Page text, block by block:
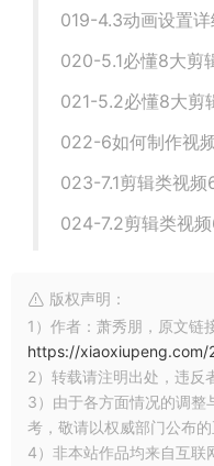
019-4.3动画设置
020-5.1必懂8大剪
021-5.2必懂8大剪
022-6如何制作视
023-7.1剪辑类视
024-7.2剪辑类视
版权声明：
1）作者：萧秀朋，原文链
https://
2）转载请注明出处，违反
3）由于各方面情况的调整
考，敬请以权威部门公布的
4）非本站作品均来自互联